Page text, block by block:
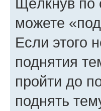
можете
Если этого
поднятия
пройти до
поднять